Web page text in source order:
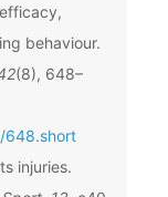
behaviour.
(8), 648–
648.short
injuries.